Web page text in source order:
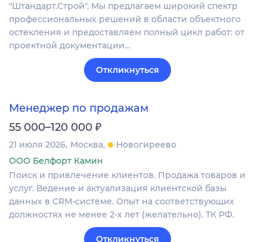
"Штандарт.Строй". Мы предлагаем широкий спектр
профессиональных решений в области объектного
остекления и предоставляем полный цикл работ: от
проектной документации…
Откликнуться
Менеджер по продажам
55 000–120 000 ₽
21 июля 2026 Москва
Новогиреево
ООО Белфорт Камин
Поиск и привлечение клиентов. Продажа товаров и
услуг. Ведение и актуализация клиентской базы
данных в CRM‐системе. Опыт на соответствующих
должностях не менее 2-х лет (желательно). ТК РФ.
Откликнуться